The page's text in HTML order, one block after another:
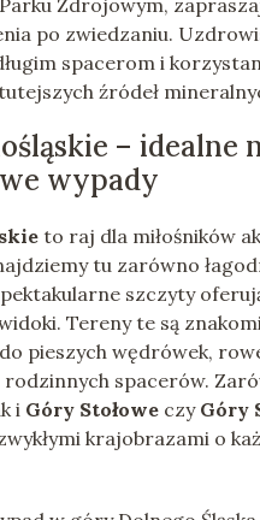
Zdrojowym,
po zwiedzaniu.
spacerom i
źródeł
– idealne
wypady
to raj dla miłośników
tu zarówno
szczyty
Tereny te są
pieszych wędrówek,
spacerów.
i Góry Stołoweczy Góry
krajobrazami o